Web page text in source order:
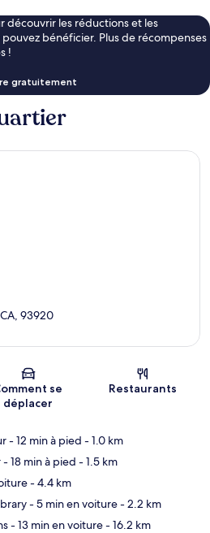
découvrir les réductions et les
bénéficier. Plus de récompenses
!
gratuitement
Carte
93920
se
déplacer
Restaurants
- 12 min à pied - 1.0 km
- 18 min à pied - 1.5 km
- 4.4 km
- 5 min en voiture- 2.2 km
- 13 min en voiture- 16.2 km